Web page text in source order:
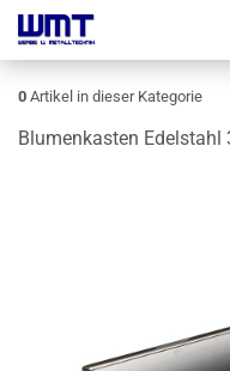
0 Artikel in dieser Kategorie
Blu­men­kas­ten